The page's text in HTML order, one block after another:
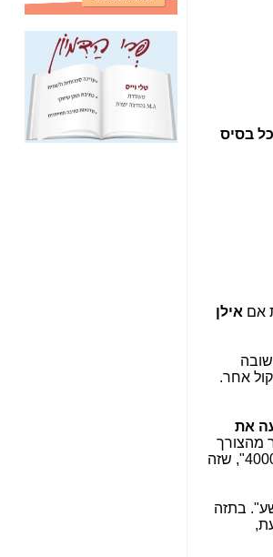
בסיס
אם אילן
אחר.
את
מהצורך
הבסיסי של פרקליטה בכירה ביותר בשירות המדינה - לחקר האמת ולקיים את החוק ושלטון החוק בחקירת "תיק 4000", שזה
בתזה
אחת הרגליים של "תיק
4000 התפור"
התמוטטה היום
בניצחון (כפול) של בזק
-
כאן
איך כתבות מפנקות